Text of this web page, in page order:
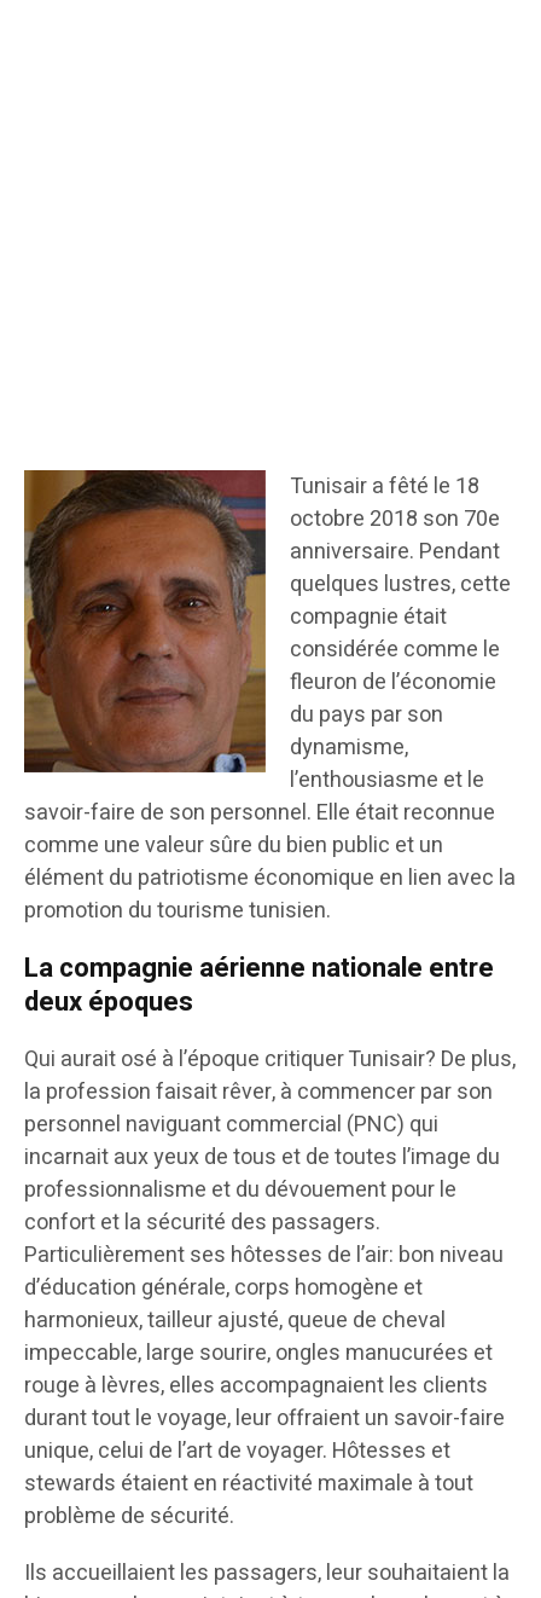
Tunisair a fêté le 18
octobre 2018 son 70e
anniversaire. Pendant
quelques lustres, cette
compagnie était
considérée comme le
fleuron de l’économie
du pays par son
dynamisme,
l’enthousiasme et le
savoir-faire de son personnel. Elle était reconnue
comme une valeur sûre du bien public et un
élément du patriotisme économique en lien avec la
promotion du tourisme tunisien.
La compagnie aérienne nationale entre
deux époques
Qui aurait osé à l’époque critiquer Tunisair? De plus,
la profession faisait rêver, à commencer par son
personnel naviguant commercial (PNC) qui
incarnait aux yeux de tous et de toutes l’image du
professionnalisme et du dévouement pour le
confort et la sécurité des passagers.
Particulièrement ses hôtesses de l’air: bon niveau
d’éducation générale, corps homogène et
harmonieux, tailleur ajusté, queue de cheval
impeccable, large sourire, ongles manucurées et
rouge à lèvres, elles accompagnaient les clients
durant tout le voyage, leur offraient un savoir-faire
unique, celui de l’art de voyager. Hôtesses et
stewards étaient en réactivité maximale à tout
problème de sécurité.
Ils accueillaient les passagers, leur souhaitaient la